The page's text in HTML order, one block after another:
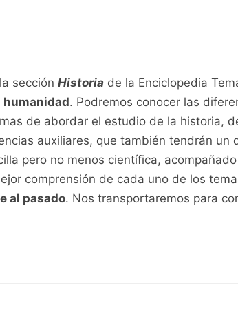
sección Historia de la Enciclopedia
humanidad. Podremos conocer las
de abordar el estudio de la historia,
auxiliares, que también tendrán
pero no menos científica,
comprensión de cada uno de los
al pasado. Nos transportaremos para